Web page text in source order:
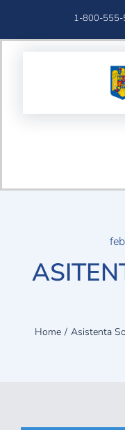
content
1-800-
Acasa
Formulare
Info publice
Proiecte
Home Asistenta